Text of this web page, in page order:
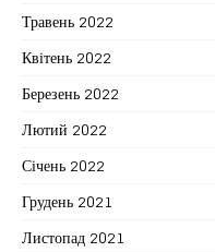
Травень 2022
Квітень 2022
Березень 2022
Лютий 2022
Січень 2022
Грудень 2021
Листопад 2021